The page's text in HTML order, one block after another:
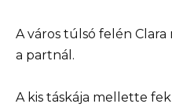
A város túlsó felén
a partnál.
A kis táskája mellette